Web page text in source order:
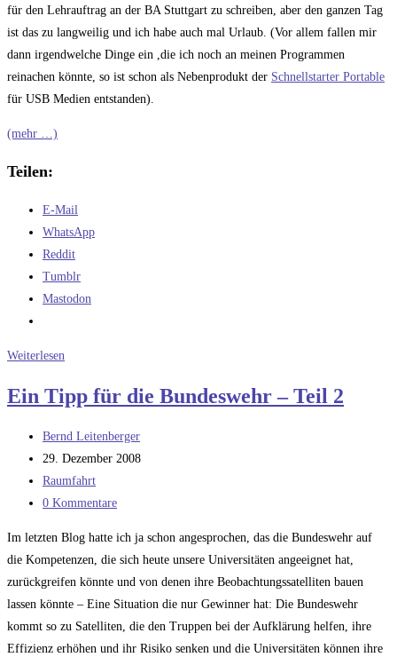
für den Lehrauftrag an der BA Stuttgart zu schreiben, aber den ganzen Tag
ist das zu langweilig und ich habe auch mal Urlaub. (Vor allem fallen mir
dann irgendwelche Dinge ein ,die ich noch an meinen Programmen
reinachen könnte, so ist schon als Nebenprodukt der Schnellstarter Portable
für USB Medien entstanden).
(mehr …)
Teilen:
E-Mail
WhatsApp
Reddit
Tumblr
Mastodon
Weiterlesen
Reise
NK-
33
Triebwerke
Ein Tipp für die Bundeswehr – Teil 2
Beitrags-
Autor:
Bernd Leitenberger
Beitrag
veröffentlicht:
29. Dezember 2008
Beitrags-
Kategorie:
Raumfahrt
Beitrags-
0 Kommentare
Im letzten Blog hatte ich ja schon angesprochen, das die Bundeswehr auf
die Kompetenzen, die sich heute unsere Universitäten angeeignet hat,
zurückgreifen könnte und von denen ihre Beobachtungssatelliten bauen
lassen könnte – Eine Situation die nur Gewinner hat: Die Bundeswehr
kommt so zu Satelliten, die den Truppen bei der Aufklärung helfen, ihre
Effizienz erhöhen und ihr Risiko senken und die Universitäten können ihre